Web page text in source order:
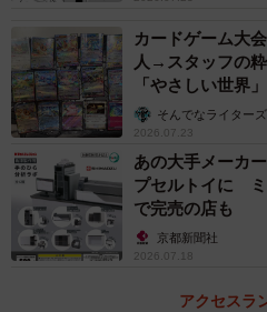
いまー」とか言って「おかえ
えられるのは幸せだよなと思う
代・男性）
・昔ながらのおうちで味があり
（40代・女性）
・昔の家の家族の団欒が楽し
・古き良き家という安心感があ
ら。（40代・女性）
カードゲーム大
人→スタッフの
「やさしい世界
そんでなライターズ
2026.07.23
あの大手メーカ
プセルトイに ミ
で完売の店も
京都新聞社
2026.07.18
アクセスラ